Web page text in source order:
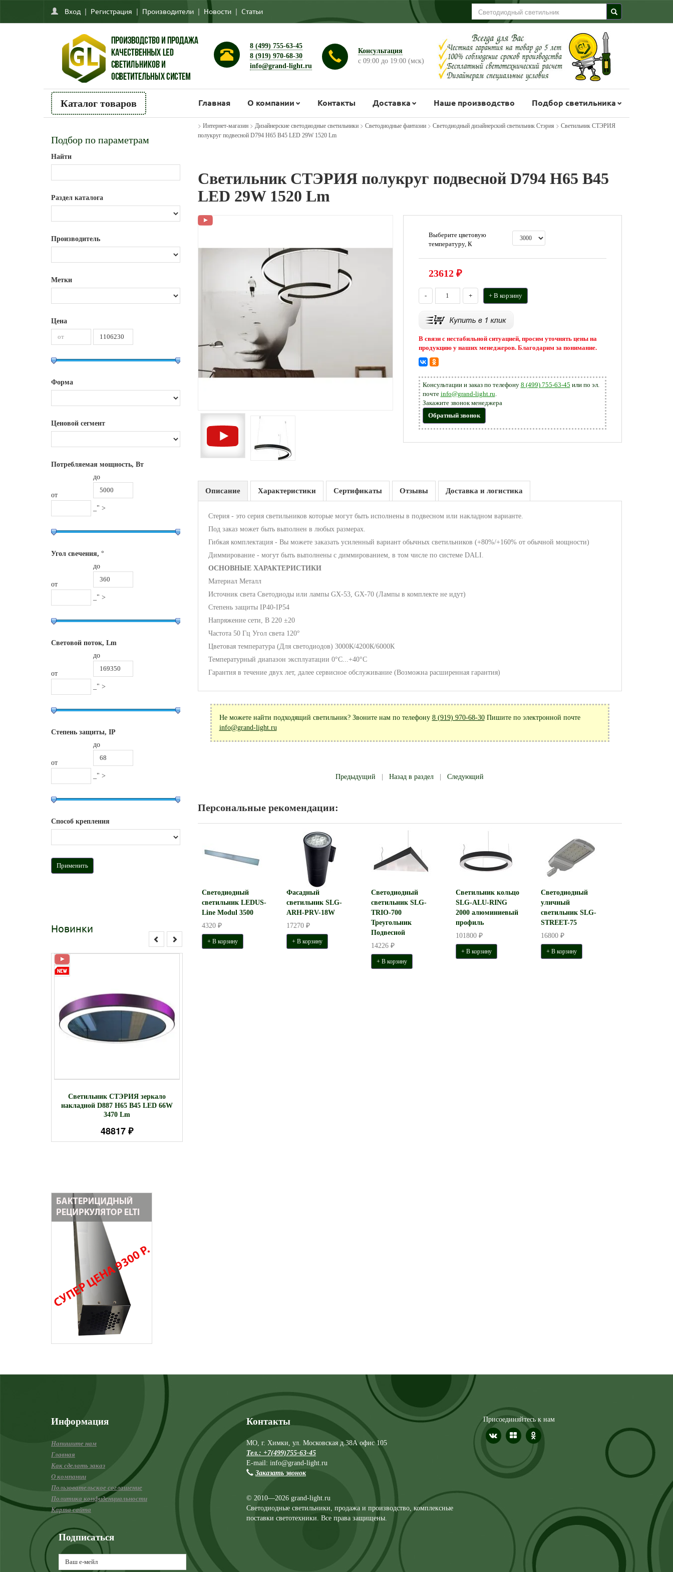
Вход | Регистрация | Производители | Новости | Статьи
8 (499) 755-63-45
8 (919) 970-68-30
info@grand-light.ru
Консультация
с 09:00 до 19:00 (мск)
Каталог товаров Главная О компании Контакты Доставка Наше производство Подбор светильника
Подбор по параметрам
Найти
Раздел каталога
Производитель
Метки
Цена
Форма
Ценовой сегмент
Потребляемая мощность, Вт
от
до
_" >
Угол свечения, °
от
до
_" >
Световой поток, Lm
от
до
_" >
Степень защиты, IP
от
до
_" >
Способ крепления
Новинки
Светильник СТЭРИЯ зеркало
накладной D887 H65 B45 LED 66W
3470 Lm
48817 ₽
> Интернет-магазин> Дизайнерские светодиодные светильники> Светодиодные фантазии> Светодиодный дизайнерский светильник Стэрия > Светильник СТЭРИЯ
полукруг подвесной D794 H65 B45 LED 29W 1520 Lm
Светильник СТЭРИЯ полукруг подвесной D794 H65 B45
LED 29W 1520 Lm
Выберите цветовую
температуру, К
23612₽
- + + В корзину
В связи с нестабильной ситуацией, просим уточнять цены на
продукцию у наших менеджеров. Благодарим за понимание.
Консультации и заказ по телефону 8 (499) 755-63-45 или по эл.
почте info@grand-light.ru.
Закажите звонок менеджера
Обратный звонок
Описание Характеристики Сертификаты Отзывы Доставка и логистика
Стерия - это серия светильников которые могут быть исполнены в подвесном или накладном варианте.
Под заказ может быть выполнен в любых размерах.
Гибкая комплектация - Вы можете заказать усиленный вариант обычных светильников (+80%/+160% от обычной мощности)
Диммирование - могут быть выполнены с диммированием, в том числе по системе DALI.
ОСНОВНЫЕ ХАРАКТЕРИСТИКИ
Материал Металл
Источник света Светодиоды или лампы GX-53, GX-70 (Лампы в комплекте не идут)
Степень защиты IP40-IP54
Напряжение сети, В 220 ±20
Частота 50 Гц Угол света 120°
Цветовая температура (Для светодиодов) 3000К/4200К/6000К
Температурный диапазон эксплуатации 0°С...+40°С
Гарантия в течение двух лет, далее сервисное обслуживание (Возможна расширенная гарантия)
Не можете найти подходящий светильник? Звоните нам по телефону 8 (919) 970-68-30Пишите по электронной почте
info@grand-light.ru
Предыдущий |Назад в раздел |Следующий
Персональные рекомендации:
Светодиодный
светильник LEDUS-
Line Modul 3500
4320 ₽
+ В корзину
Фасадный
светильник SLG-
ARH-PRV-18W
17270 ₽
+ В корзину
Светодиодный
светильник SLG-
TRIO-700
Треугольник
Подвесной
14226 ₽
+ В корзину
Светильник кольцо
SLG-ALU-RING
2000 алюминиевый
профиль
101800 ₽
+ В корзину
Светодиодный
уличный
светильник SLG-
STREET-75
16800 ₽
+ В корзину
Информация
Напишите нам
Главная
Как сделать заказ
О компании
Пользовательское соглашение
Политика конфиденциальности
Карта сайта
Контакты
МО, г. Химки, ул. Московская д.38А офис 105
Тел.: +7(499)755-63-45
E-mail: info@grand-light.ru
Заказать звонок
© 2010—2026 grand-light.ru
Светодиодные светильники, продажа и производство, комплексные
поставки светотехники. Все права защищены.
Присоединяйтесь к нам
Подписаться